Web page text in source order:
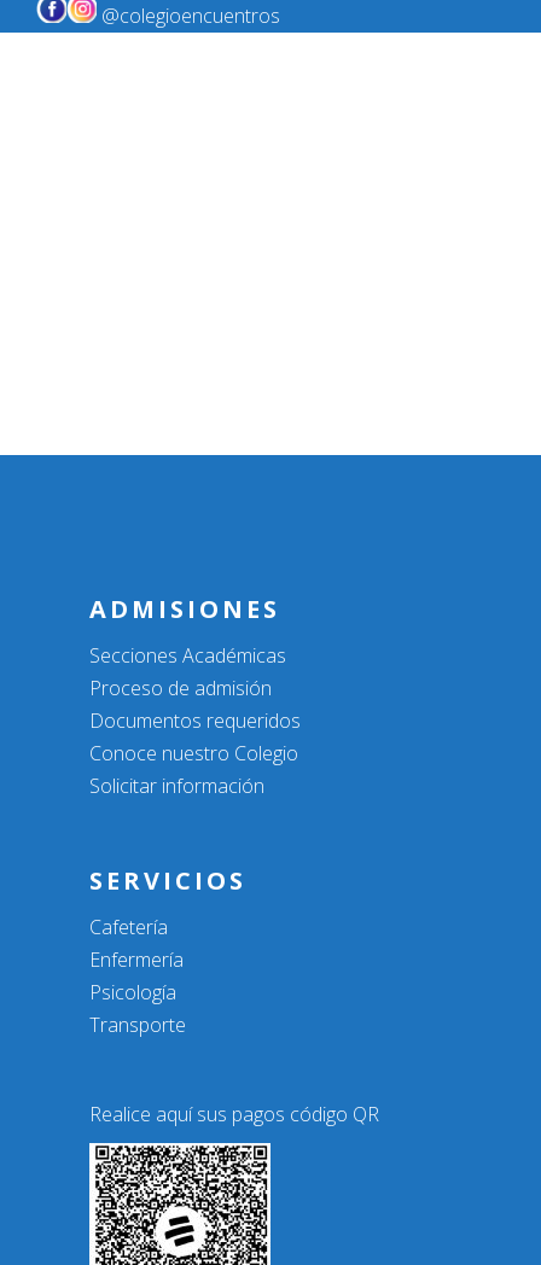
@colegioencuentros
ADMISIONES
Secciones Académicas
Proceso de admisión
Documentos requeridos
Conoce nuestro Colegio
Solicitar información
SERVICIOS
Cafetería
Enfermería
Psicología
Transporte
Realice aquí sus pagos código QR